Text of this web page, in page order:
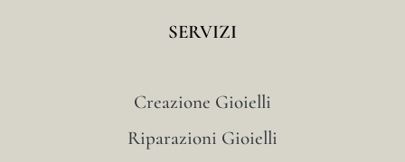
SERVIZI
Creazione Gioielli
Riparazioni Gioielli